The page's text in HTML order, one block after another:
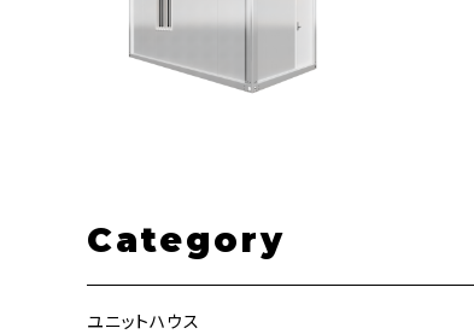
式 ユニットハウス 白 ホワイト
ハブ 仮設 コンテナ コンテナハ
ウス 1戸
Category
ユニットハウス